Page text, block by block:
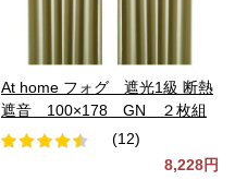
At home フォグ 遮光1級 断熱
遮音 100×178 GN ２枚組
(12)
8,228円